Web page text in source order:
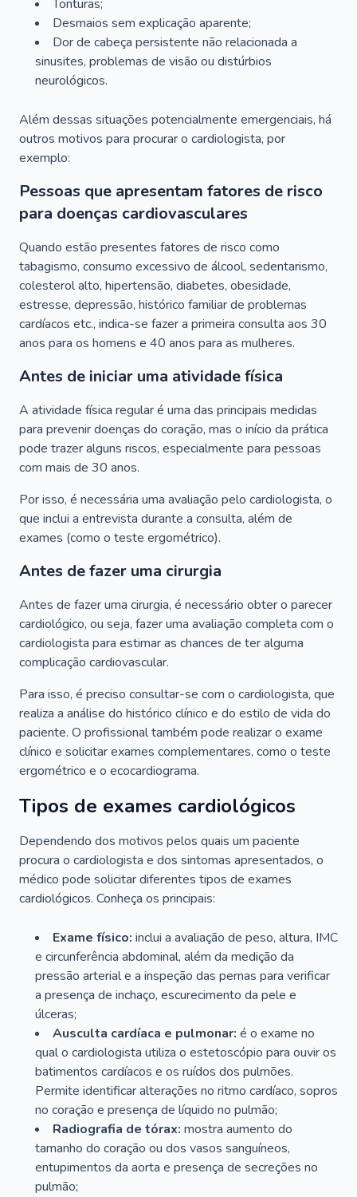
Tonturas;
Desmaios sem explicação aparente;
Dor de cabeça persistente não relacionada a
sinusites, problemas de visão ou distúrbios
neurológicos.
Além dessas situações potencialmente emergenciais, há
outros motivos para procurar o cardiologista, por
exemplo:
Pessoas que apresentam fatores de risco
para doenças cardiovasculares
Quando estão presentes fatores de risco como
tabagismo, consumo excessivo de álcool, sedentarismo,
colesterol alto, hipertensão, diabetes, obesidade,
estresse, depressão, histórico familiar de problemas
cardíacos etc., indica-se fazer a primeira consulta aos 30
anos para os homens e 40 anos para as mulheres.
Antes de iniciar uma atividade física
A atividade física regular é uma das principais medidas
para prevenir doenças do coração, mas o início da prática
pode trazer alguns riscos, especialmente para pessoas
com mais de 30 anos.
Por isso, é necessária uma avaliação pelo cardiologista, o
que inclui a entrevista durante a consulta, além de
exames (como o teste ergométrico).
Antes de fazer uma cirurgia
Antes de fazer uma cirurgia, é necessário obter o parecer
cardiológico, ou seja, fazer uma avaliação completa com o
cardiologista para estimar as chances de ter alguma
complicação cardiovascular.
Para isso, é preciso consultar-se com o cardiologista, que
realiza a análise do histórico clínico e do estilo de vida do
paciente. O profissional também pode realizar o exame
clínico e solicitar exames complementares, como o teste
ergométrico e o ecocardiograma.
Tipos de exames cardiológicos
Dependendo dos motivos pelos quais um paciente
procura o cardiologista e dos sintomas apresentados, o
médico pode solicitar diferentes tipos de exames
cardiológicos. Conheça os principais:
Exame físico: inclui a avaliação de peso, altura, IMC
e circunferência abdominal, além da medição da
pressão arterial e a inspeção das pernas para verificar
a presença de inchaço, escurecimento da pele e
úlceras;
Ausculta cardíaca e pulmonar: é o exame no
qual o cardiologista utiliza o estetoscópio para ouvir os
batimentos cardíacos e os ruídos dos pulmões.
Permite identificar alterações no ritmo cardíaco, sopros
no coração e presença de líquido no pulmão;
Radiografia de tórax: mostra aumento do
tamanho do coração ou dos vasos sanguíneos,
entupimentos da aorta e presença de secreções no
pulmão;